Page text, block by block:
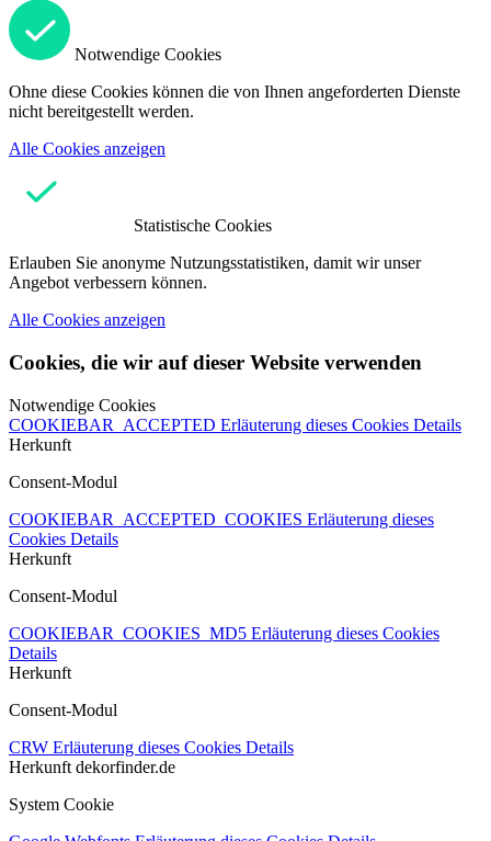
Notwendige Cookies
Ohne diese Cookies können die von Ihnen angeforderten Dienste
nicht bereitgestellt werden.
Alle Cookies anzeigen
Statistische Cookies
Erlauben Sie anonyme Nutzungsstatistiken, damit wir unser
Angebot verbessern können.
Alle Cookies anzeigen
Cookies, die wir auf dieser Website verwenden
Notwendige Cookies
COOKIEBAR_ACCEPTED Erläuterung dieses Cookies Details
Herkunft
Consent-Modul
COOKIEBAR_ACCEPTED_COOKIES Erläuterung dieses
Cookies Details
Herkunft
Consent-Modul
COOKIEBAR_COOKIES_MD5 Erläuterung dieses Cookies
Details
Herkunft
Consent-Modul
CRW Erläuterung dieses Cookies Details
Herkunft dekorfinder.de
System Cookie